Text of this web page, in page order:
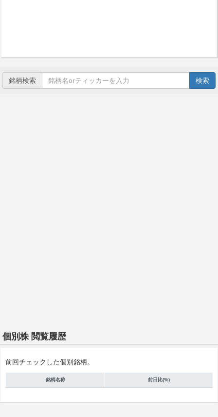
銘柄検索 検索
個別株 閲覧履歴
前回チェックした個別銘柄。
銘柄名称 前日比(%)